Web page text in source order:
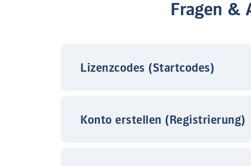
Fragen &
Lizenzcodes (Startcodes)
Konto erstellen (Registrierung)